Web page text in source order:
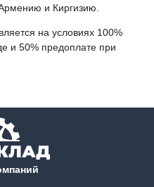
и Киргизию.
на условиях 100%
и 50% предоплате при